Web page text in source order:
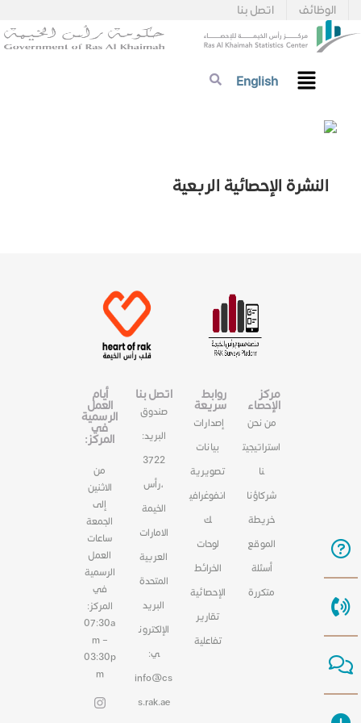
اتصل بنا الوظائف
English
النشرة الإحصائية الربعية
مركز
الإحصاء
من نحن
استراتيجيت
نا
شركاؤنا
خريطة
الموقع
أسئلة
متكررة
روابط
سريعة
إصدارات
بيانات
تصويرية
انفوغرافي
ك
لوحات
الخرائط
الإحصائية
تقارير
تفاعلية
اتصل بنا
صندوق
البريد:
3722
،رأس
الخيمة
الامارات
العربية
المتحدة
البريد
الإلكترون
ي:
info@cs
s.rak.ae
أيام
العمل
الرسمية
في
المركز:
من
الاثنين
إلى
الجمعة
ساعات
العمل
الرسمية
في
المركز:
07:30a
m –
03:30p
m